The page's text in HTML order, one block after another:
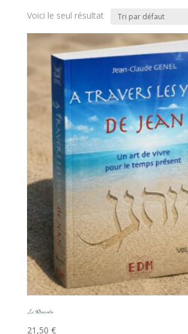
Voici le seul résultat
La Rencontre
21,50 €